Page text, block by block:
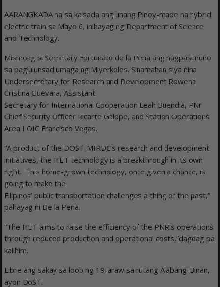
AARANGKADA na sa kalsada ang unang Pinoy-made na hybrid
electric train sa Mayo 6, inihayag ng Department of Science
and Technology.
Mismong si Secretary Fortunato de la Pena ang nagpasimuno
sa paglulunsad umaga ng Miyerkoles. Sinamahan siya nina
Undersecretary for Research and Development Rowena
Cristina Guevara, Assistant
Secretary for International Cooperation Leah Buendia, PNr
Chief Security Officer Ricarte Galope, and Station Operations
Area I OIC Francisco Vegas.
“A product of the DOST-MIRDC’s research and development
initiatives, the HET technology is a breakthrough in its own
right. This home-grown technology, once given a chance, is
going to make the
Filipinos’ public transportation challenges a thing of the past,”
pahayag ni De la Pena.
“The HET aims to raise the efficiency of the PNR’s operations
through reduced production and operational costs,”dagdag pa
kalihim.
Libre ang sakay sa loob ng 19-araw sa rutang Alabang-Binan,
ayon DoST.